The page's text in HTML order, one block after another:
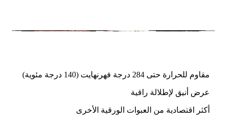
مقاوم للحرارة حتى 284 درجة فهرنهايت (140 درجة مئوية)
عرض أنيق لإطلالة راقية
أكثر اقتصادية من العبوات الورقية الأخرى